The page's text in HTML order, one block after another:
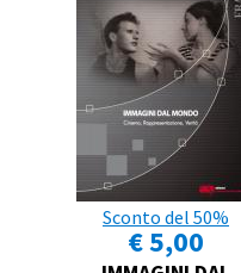
Sconto del 50%
€ 5,00